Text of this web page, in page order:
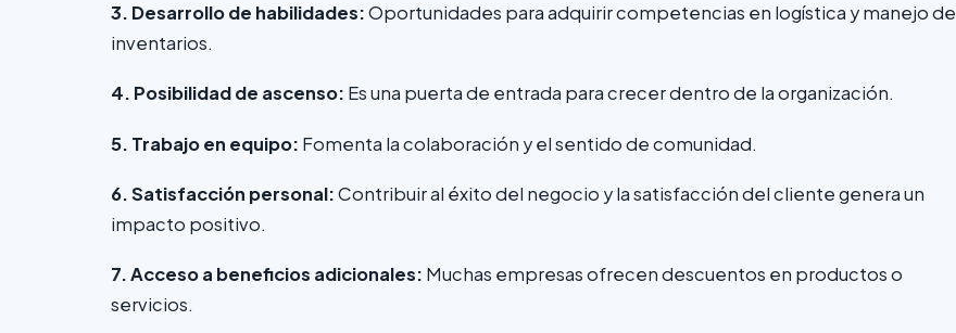
3. Desarrollo de habilidades:Oportunidades para adquirir competencias en logística y manejo de
inventarios.
4. Posibilidad de ascenso: Es una puerta de entrada para crecer dentro de la organización.
5. Trabajo en equipo: Fomenta la colaboración y el sentido de comunidad.
6. Satisfacción personal:Contribuir al éxito del negocio y la satisfacción del cliente genera un
impacto positivo.
7. Acceso a beneficios adicionales: Muchas empresas ofrecen descuentos en productos o
servicios.